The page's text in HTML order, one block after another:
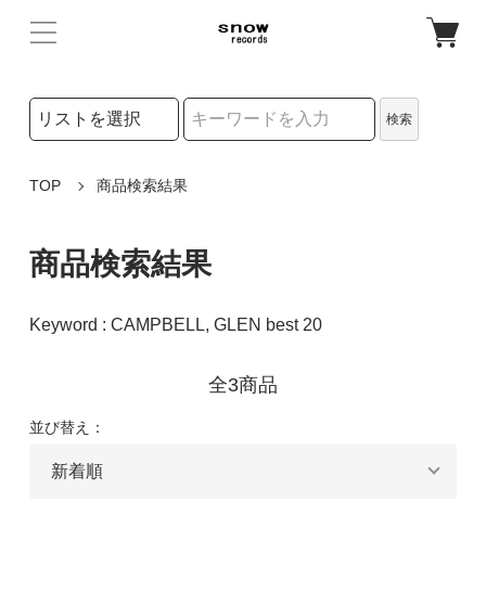
検索リストの選択
検索
TOP 商品検索結果
商品検索結果
Keyword : CAMPBELL, GLEN best 20
全3商品
並び替え：